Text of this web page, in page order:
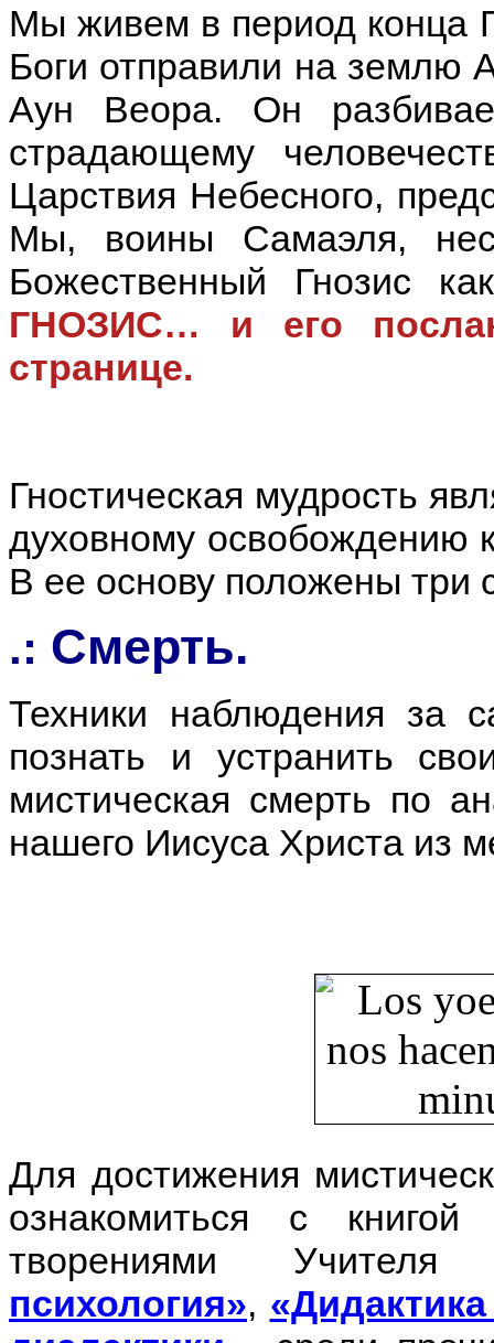
Мы живем в период конца
Боги отправили на
Аун Веора. Он
страдающему
Царствия Небесного,
Мы, воины Самаэля,
Божественный Гнозис
ГНОЗИС…
и его
странице.
Гностическая мудрость
духовному освобождению
В ее основу положены три
.: Смерть.
Техники наблюдения за
познать и устранить
мистическая смерть по
нашего Иисуса Христа из
Для достижения
ознакомиться с
творениями
психология»,